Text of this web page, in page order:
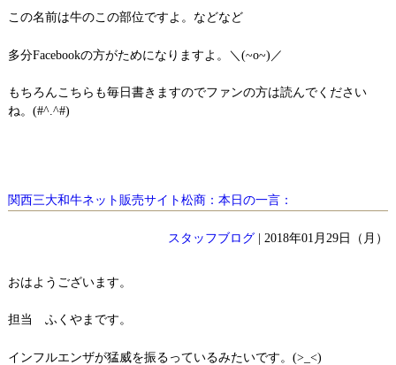
この名前は牛のこの部位ですよ。などなど
多分Facebookの方がためになりますよ。＼(~o~)／
もちろんこちらも毎日書きますのでファンの方は読んでください
ね。(#^.^#)
関西三大和牛ネット販売サイト松商：本日の一言：
スタッフブログ | 2018年01月29日（月）
おはようございます。
担当 ふくやまです。
インフルエンザが猛威を振るっているみたいです。(>_<)